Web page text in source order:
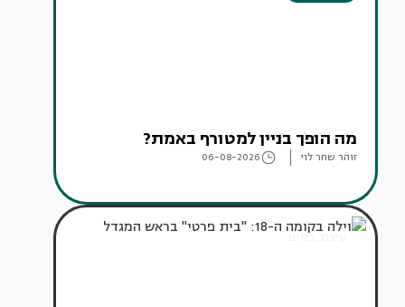
מה הופך בניין למטורף באמת?
זוהר שחר לוי 06-08-2026
עיצוב בתים